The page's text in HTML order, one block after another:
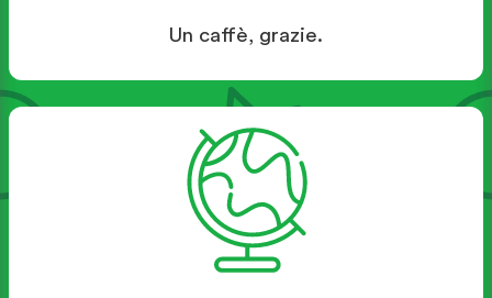
Un caffè, grazie.